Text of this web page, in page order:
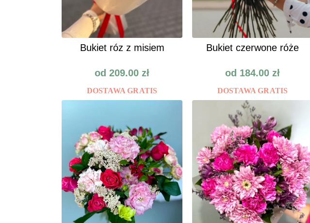
Bukiet róz z misiem
od 209.00 zł
DOSTAWA GRATIS
Bukiet czerwone róże
od 184.00 zł
DOSTAWA GRATIS